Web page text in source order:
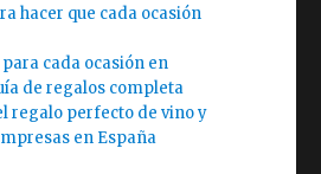
hacer que cada ocasión
cada ocasión en
de regalos completa
regalo perfecto de vino y
en España